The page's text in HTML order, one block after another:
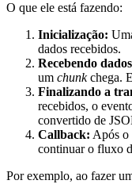
O que ele está fazendo:
Inicialização:
dados recebidos.
Recebendo
um chunkchega.
Finalizando a
recebidos, o
convertido de
Callback: Após o
continuar o fluxo
Por exemplo, ao fazer